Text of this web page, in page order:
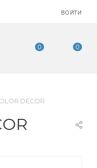
ВОЙТИ
0 0
DECOR